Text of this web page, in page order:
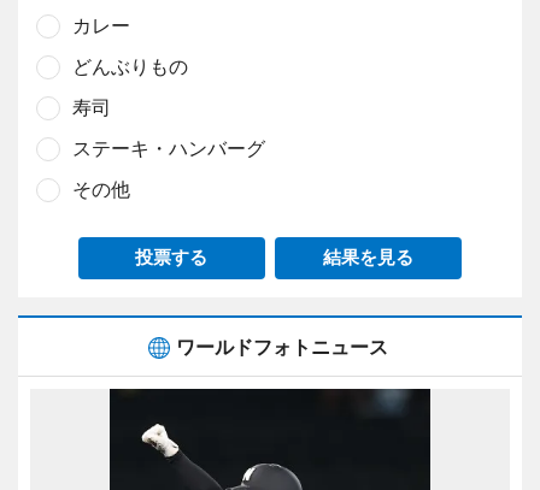
カレー
どんぶりもの
寿司
ステーキ・ハンバーグ
その他
投票する 結果を見る
ワールドフォトニュース